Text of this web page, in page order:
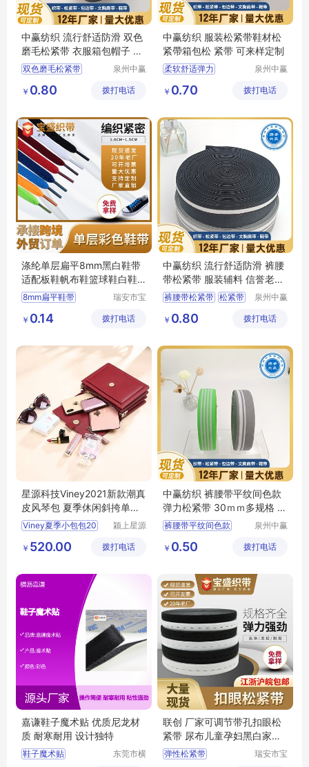
中赢纺织 流行舒适防滑 双色
磨毛松紧带 衣服箱包帽子 3.
2cm
双色磨毛松紧带
中赢纺织
泉州中赢
有限公司
￥ 0.80 拨打电话
中赢纺织 服装松紧带鞋材松
紧帶箱包松 紧带 可来样定制
柔软舒适弹力
松紧带
肩带
泉州中赢
有限公司
￥ 0.70 拨打电话
涤纶单层扁平8mm黑白鞋带
适配板鞋帆布鞋篮球鞋白鞋aj
运动休闲鞋
8mm扁平鞋带
瑞安市宝
限公司
￥ 0.14 拨打电话
中赢纺织 流行舒适防滑 裤腰
带松紧带 服装辅料 信誉老厂
家
裤腰带松紧带 松紧带
流行舒适防滑
泉州中赢
有限公司
￥ 0.80 拨打电话
星源科技Viney2021新款潮真
皮风琴包 夏季休闲斜挎单肩
女包SC137
Viney夏季小包包20
颍上星源
有限公司
￥ 520.00 拨打电话
中赢纺织 裤腰带平纹间色款
弹力松紧带 30ｍｍ多规格 可
选样定制
裤腰带平纹间色款
泉州中赢
有限公司
￥ 0.50 拨打电话
嘉谦鞋子魔术贴 优质尼龙材
质 耐寒耐用 设计独特
鞋子魔术贴
东莞市横
联创 厂家可调节带孔扣眼松
紧带 尿布儿童孕妇黑白家用
裤子弹性腰带
弹性松紧带
瑞安市宝